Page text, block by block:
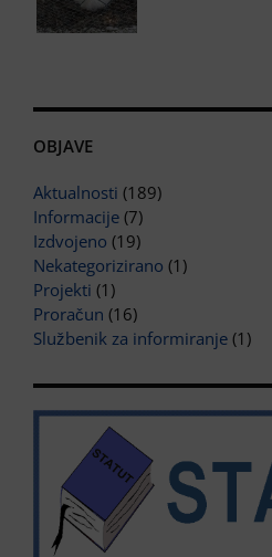
OBJAVE
Aktualnosti (189)
Informacije (7)
Izdvojeno (19)
Nekategorizirano (1)
Projekti (1)
Proračun (16)
Službenik za informiranje (1)